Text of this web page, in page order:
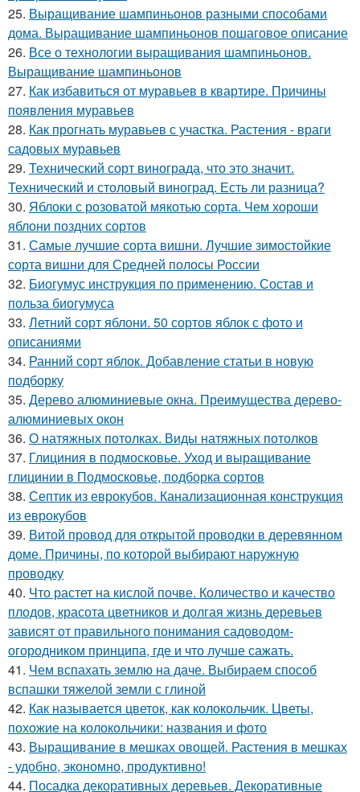
25. Выращивание шампиньонов разными способами
дома. Выращивание шампиньонов пошаговое описание
26. Все о технологии выращивания шампиньонов.
Выращивание шампиньонов
27. Как избавиться от муравьев в квартире. Причины
появления муравьев
28. Как прогнать муравьев с участка. Растения - враги
садовых муравьев
29. Технический сорт винограда, что это значит.
Технический и столовый виноград. Есть ли разница?
30. Яблоки с розоватой мякотью сорта. Чем хороши
яблони поздних сортов
31. Самые лучшие сорта вишни. Лучшие зимостойкие
сорта вишни для Средней полосы России
32. Биогумус инструкция по применению. Состав и
польза биогумуса
33. Летний сорт яблони. 50 сортов яблок с фото и
описаниями
34. Ранний сорт яблок. Добавление статьи в новую
подборку
35. Дерево алюминиевые окна. Преимущества дерево-
алюминиевых окон
36. О натяжных потолках. Виды натяжных потолков
37. Глициния в подмосковье. Уход и выращивание
глицинии в Подмосковье, подборка сортов
38. Септик из еврокубов. Канализационная конструкция
из еврокубов
39. Витой провод для открытой проводки в деревянном
доме. Причины, по которой выбирают наружную
проводку
40. Что растет на кислой почве. Количество и качество
плодов, красота цветников и долгая жизнь деревьев
зависят от правильного понимания садоводом-
огородником принципа, где и что лучше сажать.
41. Чем вспахать землю на даче. Выбираем способ
вспашки тяжелой земли с глиной
42. Как называется цветок, как колокольчик. Цветы,
похожие на колокольчики: названия и фото
43. Выращивание в мешках овощей. Растения в мешках
- удобно, экономно, продуктивно!
44. Посадка декоративных деревьев. Декоративные